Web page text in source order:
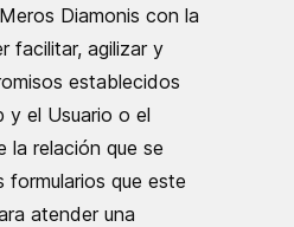
Diamonis con la
facilitar, agilizar y
establecidos
y el Usuario o el
la relación que se
formularios que este
atender una